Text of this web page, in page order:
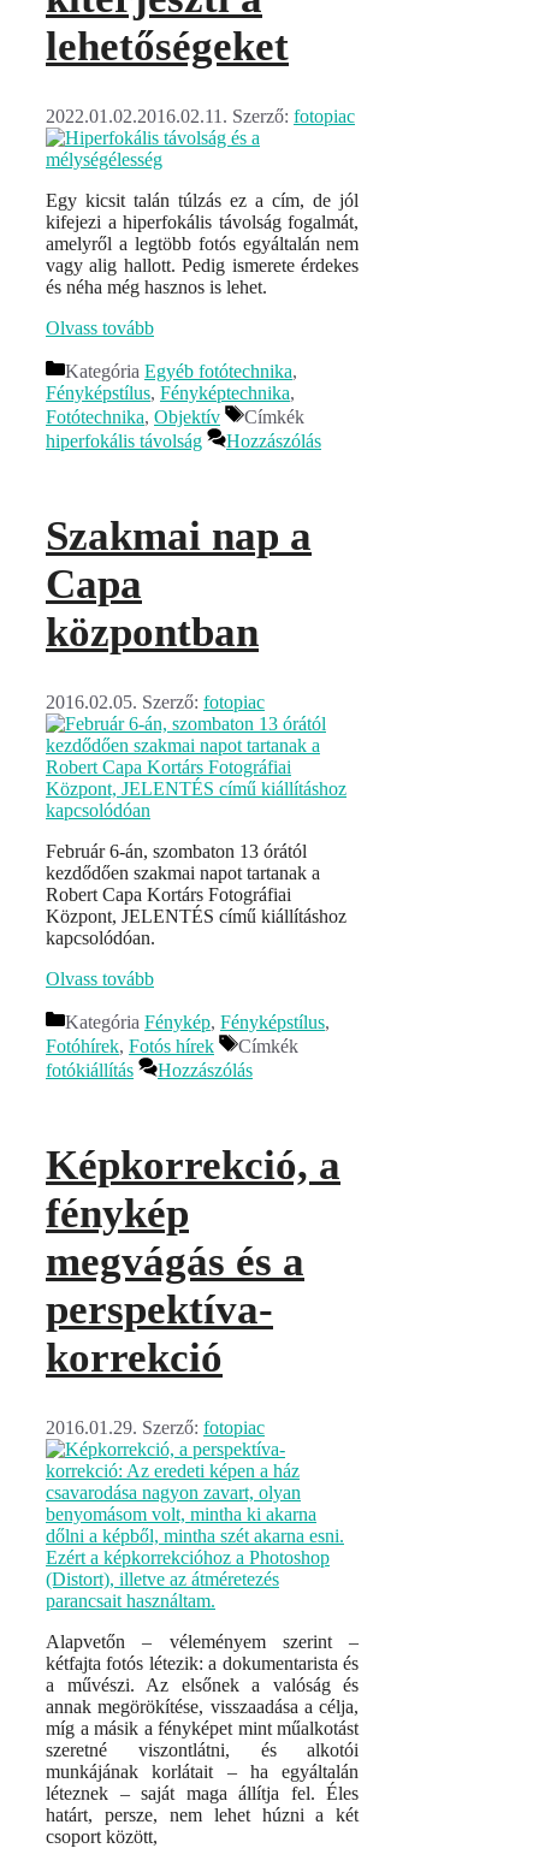
lehetőségeket
2022.01.02.2016.02.11. Szerző: fotopiac
Egy kicsit talán túlzás ez a cím, de jól
kifejezi a hiperfokális távolság fogalmát,
amelyről a legtöbb fotós egyáltalán nem
vagy alig hallott. Pedig ismerete érdekes
és néha még hasznos is lehet.
Olvass tovább
Kategória Egyéb fotótechnika,
Fényképstílus, Fényképtechnika,
Fotótechnika, Objektív
Címkék
hiperfokális távolság
Hozzászólás
Szakmai nap a
Capa
központban
2016.02.05. Szerző: fotopiac
Február 6-án, szombaton 13 órától
kezdődően szakmai napot tartanak a
Robert Capa Kortárs Fotográfiai
Központ, JELENTÉS című kiállításhoz
kapcsolódóan.
Olvass tovább
Kategória Fénykép, Fényképstílus,
Fotóhírek, Fotós hírek
Címkék
fotókiállítás
Hozzászólás
Képkorrekció, a
fénykép
megvágás és a
perspektíva-
korrekció
2016.01.29. Szerző: fotopiac
Alapvetőn – véleményem szerint –
kétfajta fotós létezik: a dokumentarista és
a művészi. Az elsőnek a valóság és
annak megörökítése, visszaadása a célja,
míg a másik a fényképet mint műalkotást
szeretné viszontlátni, és alkotói
munkájának korlátait – ha egyáltalán
léteznek – saját maga állítja fel. Éles
határt, persze, nem lehet húzni a két
csoport között,